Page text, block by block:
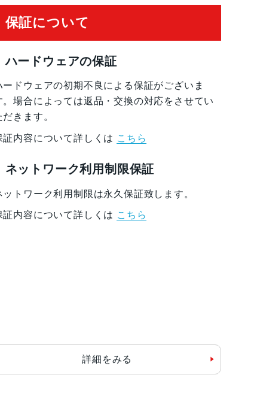
保証について
ハードウェアの保証
ードウェアの初期不良による保証がございま
。場合によっては返品・交換の対応をさせてい
だきます。
証内容について詳しくは こちら
ネットワーク利用制限保証
ットワーク利用制限は永久保証致します。
証内容について詳しくは こちら
詳細をみる